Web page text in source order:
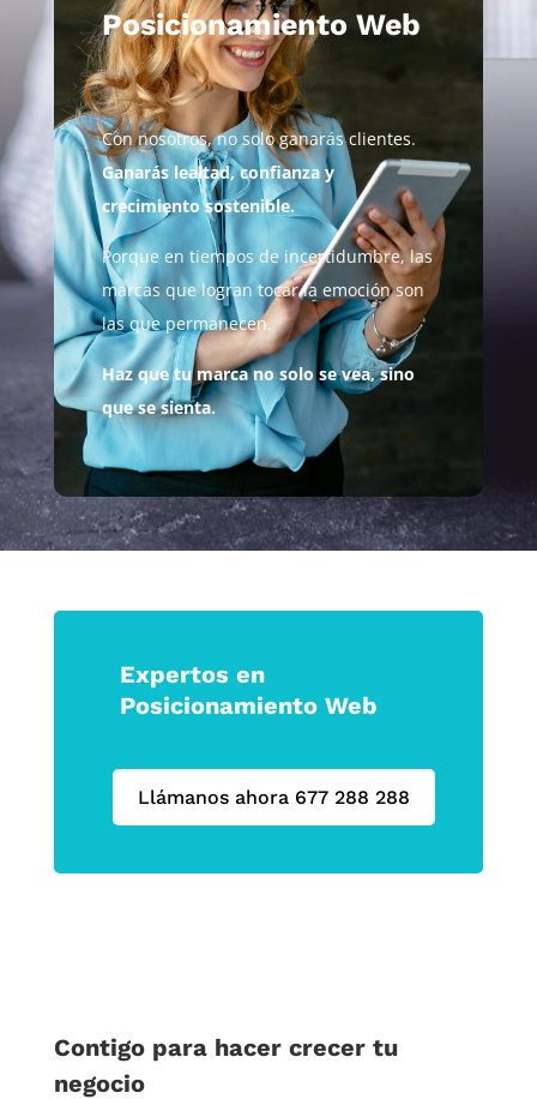
Posicionamiento Web
Con nosotros, no solo ganarás clientes.
Ganarás lealtad, confianza y
crecimiento sostenible.
Porque en tiempos de incertidumbre, las
marcas que logran tocar la emoción son
las que permanecen.
Haz que tu marca no solo se vea, sino
que se sienta.
Expertos en
Posicionamiento Web
Llámanos ahora 677 288 288
Contigo para hacer crecer tu
negocio